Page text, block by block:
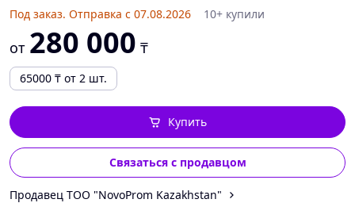
Под заказ. Отправка с 07.08.2026 10+ купили
от 280 000 ₸
65000 ₸ от 2 шт.
Купить
Связаться с продавцом
Продавец ТОО "NovoProm Kazakhstan"